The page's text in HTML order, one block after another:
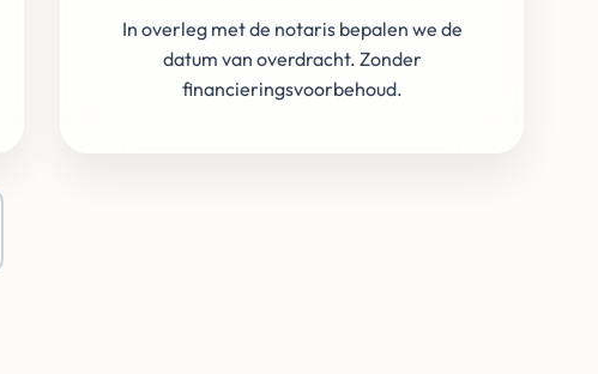
In overleg met de notaris bepalen we de
datum van overdracht. Zonder
financieringsvoorbehoud.